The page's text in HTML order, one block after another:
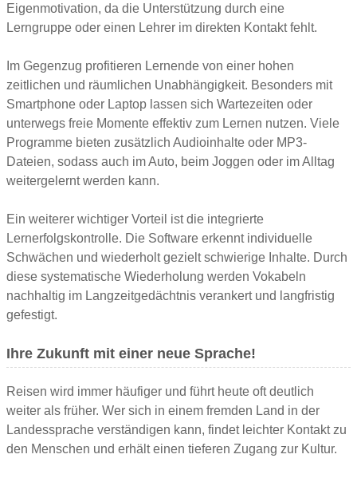
Eigenmotivation, da die Unterstützung durch eine
Lerngruppe oder einen Lehrer im direkten Kontakt fehlt.
Im Gegenzug profitieren Lernende von einer hohen
zeitlichen und räumlichen Unabhängigkeit. Besonders mit
Smartphone oder Laptop lassen sich Wartezeiten oder
unterwegs freie Momente effektiv zum Lernen nutzen. Viele
Programme bieten zusätzlich Audioinhalte oder MP3-
Dateien, sodass auch im Auto, beim Joggen oder im Alltag
weitergelernt werden kann.
Ein weiterer wichtiger Vorteil ist die integrierte
Lernerfolgskontrolle. Die Software erkennt individuelle
Schwächen und wiederholt gezielt schwierige Inhalte. Durch
diese systematische Wiederholung werden Vokabeln
nachhaltig im Langzeitgedächtnis verankert und langfristig
gefestigt.
Ihre Zukunft mit einer neue Sprache!
Reisen wird immer häufiger und führt heute oft deutlich
weiter als früher. Wer sich in einem fremden Land in der
Landessprache verständigen kann, findet leichter Kontakt zu
den Menschen und erhält einen tieferen Zugang zur Kultur.